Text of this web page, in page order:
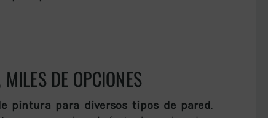
DE OPCIONES
pintura para diversos tipos de pared.